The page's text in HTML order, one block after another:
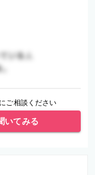
ご相談ください
いてみる